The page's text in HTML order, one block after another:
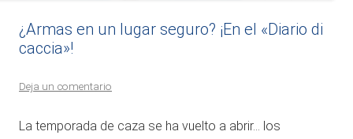
¿Armas en un lugar seguro? ¡En el «Diario di
caccia»!
Deja un comentario
La temporada de caza se ha vuelto a abrir… los